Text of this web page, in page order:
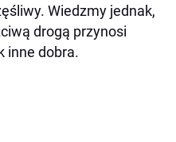
Wiedzmy jednak,
drogą przynosi
inne dobra.